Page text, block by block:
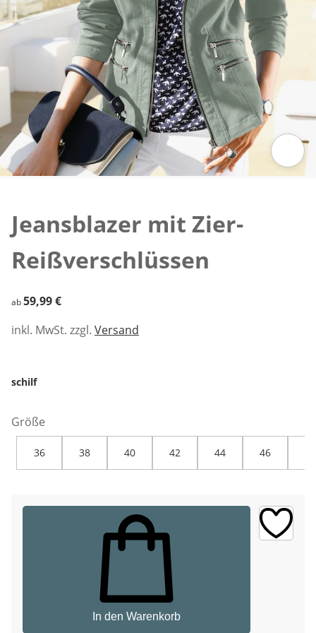
Jeansblazer mit Zier-
Reißverschlüssen
59,99 €
ab59,99 €
inkl. MwSt. zzgl. Versand
schilf
Größe
36 38 40 42 44 46
In den Warenkorb